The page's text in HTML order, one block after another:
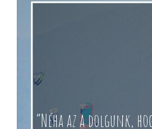
“Néha az a dolgunk,